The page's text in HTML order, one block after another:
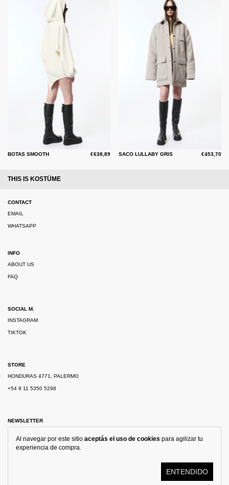
Al navegar por este sitio aceptás el uso de cookies para agilizar tu
experiencia de compra.
ENTENDIDO
BOTAS SMOOTH €638,89 SACO LULLABY GRIS €453,70
THIS IS KOSTÜME
CONTACT
EMAIL
WHATSAPP
INFO
ABOUT US
FAQ
SOCIAL M.
INSTAGRAM
TIKTOK
STORE
HONDURAS 4771, PALERMO
+54 9 11 5350 5298
NEWSLETTER